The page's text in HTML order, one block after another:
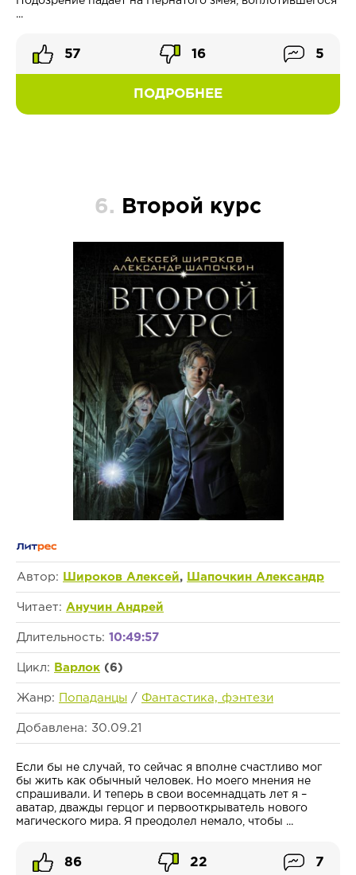
...
ПОДРОБНЕЕ
57 16 5
6. Второй курс
Автор: Широков Алексей, Шапочкин Александр
Читает: Анучин Андрей
Длительность: 10:49:57
Цикл: Варлок (6)
Жанр: Попаданцы / Фантастика, фэнтези
Добавлена: 30.09.21
Если бы не случай, то сейчас я вполне счастливо мог
бы жить как обычный человек. Но моего мнения не
спрашивали. И теперь в свои восемнадцать лет я –
аватар, дважды герцог и первооткрыватель нового
магического мира. Я преодолел немало, чтобы ...
86 22 7